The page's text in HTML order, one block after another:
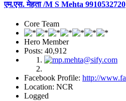
एम.एस. मेहता /M S Mehta 9910532720
Core Team
Hero Member
Posts: 40,912
Facebook Profile: http://
Location: NCR
Logged